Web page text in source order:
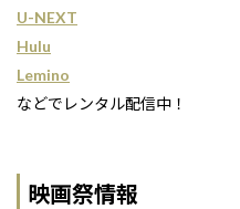
U-NEXT
Hulu
Lemino
などでレンタル配信中！
映画祭情報